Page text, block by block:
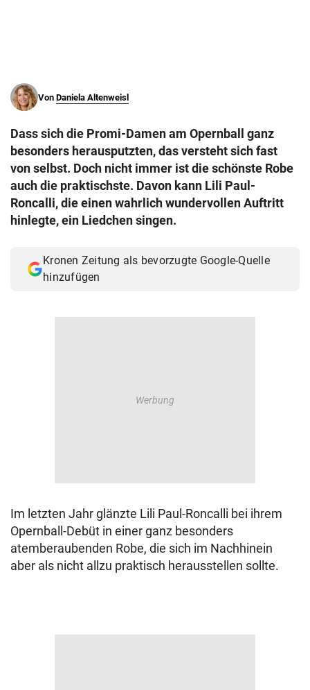
Von Daniela Altenweisl
Dass sich die Promi-Damen am Opernball ganz
besonders herausputzten, das versteht sich fast
von selbst. Doch nicht immer ist die schönste Robe
auch die praktischste. Davon kann Lili Paul-
Roncalli, die einen wahrlich wundervollen Auftritt
hinlegte, ein Liedchen singen.
Kronen Zeitung als bevorzugte Google-Quelle
hinzufügen
Im letzten Jahr glänzte Lili Paul-Roncalli bei ihrem
Opernball-Debüt in einer ganz besonders
atemberaubenden Robe, die sich im Nachhinein
aber als nicht allzu praktisch herausstellen sollte.